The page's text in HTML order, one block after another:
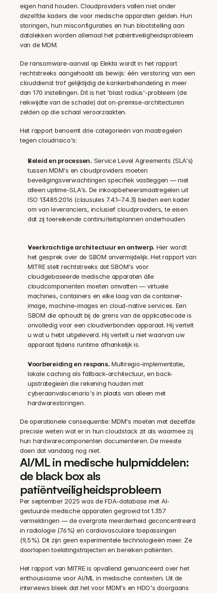
eigen hand houden. Cloudproviders vallen niet onder
dezelfde kaders die voor medische apparaten gelden. Hun
storingen, hun misconfiguraties en hun blootstelling aan
datalekken worden allemaal het patiëntveiligheidsprobleem
van de MDM.
De ransomware-aanval op Elekta wordt in het rapport
rechtstreeks aangehaald als bewijs: één verstoring van een
clouddienst trof gelijktijdig de kankerbehandeling in meer
dan 170 instellingen. Dit is het 'blast radius'-probleem (de
reikwijdte van de schade) dat on-premise-architecturen
zelden op die schaal veroorzaakten.
Het rapport benoemt drie categorieën van maatregelen
tegen cloudrisico's:
Beleid en processen. Service Level Agreements (SLA's)
tussen MDM's en cloudproviders moeten
beveiligingsverwachtingen specifiek vastleggen — niet
alleen uptime-SLA's. De inkoopbeheersmaatregelen uit
ISO 13485:2016 (clausules 7.4.1–7.4.3) bieden een kader
om van leveranciers, inclusief cloudproviders, te eisen
dat zij toereikende continuïteitsplannen onderhouden.
Veerkrachtige architectuur en ontwerp. Hier wordt
het gesprek over de SBOM onvermijdelijk. Het rapport van
MITRE stelt rechtstreeks dat SBOM's voor
cloudgebaseerde medische apparaten álle
cloudcomponenten moeten omvatten — virtuele
machines, containers en elke laag van de container-
image, machine-images en cloud-native services. Een
SBOM die ophoudt bij de grens van de applicatiecode is
onvolledig voor een cloudverbonden apparaat. Hij vertelt
u wat u hebt uitgeleverd. Hij vertelt u niet waarvan uw
apparaat tijdens runtime afhankelijk is.
Voorbereiding en respons. Multiregio-implementatie,
lokale caching als fallback-architectuur, en back-
upstrategieën die rekening houden met
cyberaanvalscenario's in plaats van alleen met
hardwarestoringen.
De operationele consequentie: MDM's moeten met dezelfde
precisie weten wat er in hun cloudstack zit als waarmee zij
hun hardwarecomponenten documenteren. De meeste
doen dat vandaag nog niet.
AI/ML in medische hulpmiddelen:
de black box als
patiëntveiligheidsprobleem
Per september 2025 was de FDA-database met AI-
gestuurde medische apparaten gegroeid tot 1.357
vermeldingen — de overgrote meerderheid geconcentreerd
in radiologie (76%) en cardiovasculaire toepassingen
(9,5%). Dit zijn geen experimentele technologieën meer. Ze
doorlopen toelatingstrajecten en bereiken patiënten.
Het rapport van MITRE is opvallend genuanceerd over het
enthousiasme voor AI/ML in medische contexten. Uit de
interviews bleek dat het voor MDM's en HDO's doorgaans